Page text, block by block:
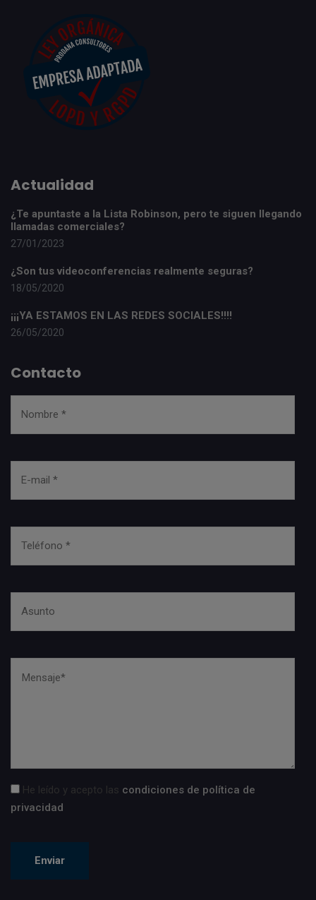
Actualidad
¿Te apuntaste a la Lista Robinson, pero te siguen llegando
llamadas comerciales?
27/01/2023
¿Son tus videoconferencias realmente seguras?
18/05/2020
¡¡¡YA ESTAMOS EN LAS REDES SOCIALES!!!!
26/05/2020
Contacto
He leído y acepto las condiciones de política de
privacidad